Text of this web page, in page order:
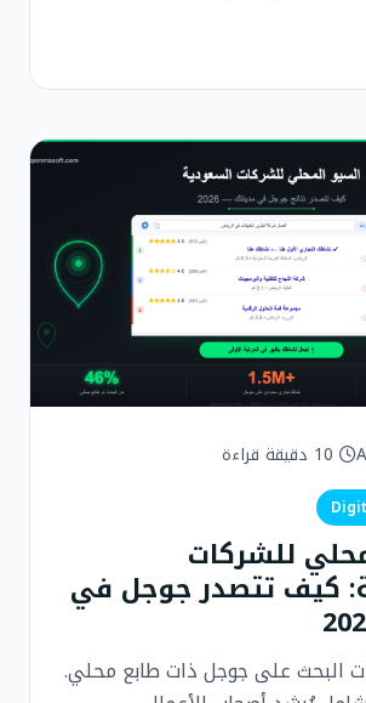
للشركات
كيف تتصدر جوجل في
البحث على جوجل ذات طابع محلي.